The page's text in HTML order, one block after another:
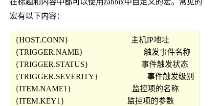
在标题和内容中都可以使用zabbix中自定义的宏。常见的
宏有以下内容：
{HOST.CONN} 主机IP地址
{TRIGGER.NAME} 触发事件名称
{TRIGGER.STATUS} 事件触发状态
{TRIGGER.SEVERITY} 事件触发级别
{ITEM.NAME1} 监控项的名称
{ITEM.KEY1} 监控项的参数